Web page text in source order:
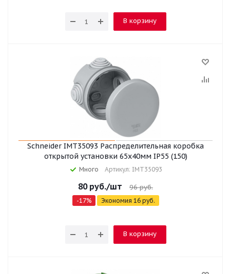
В корзину
Schneider IMT35093 Распределительная коробка
открытой установки 65x40мм IP55 (150)
Много Артикул: IMT35093
80руб./шт 96руб.
-17% Экономия 16руб.
В корзину